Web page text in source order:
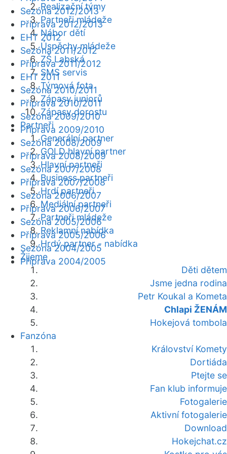
Realizační týmy
Partneři mládeže
Nábor dětí
Úspěchy mládeže
ZŠ Labská
SMS servis
Týmová fota
Zápasy juniorů
Zápasy dorostu
Partneři
Generální partner
GOLD hlavní partner
Hlavní partneři
Business partneři
Hrdí partneři
Mediální partneři
Partneři mládeže
Reklamní nabídka
Hrdý partner - nabídka
Žijeme
Děti dětem
Jsme jedna rodina
Petr Koukal a Kometa
Chlapi ŽENÁM
Hokejová tombola
Fanzóna
Království Komety
Dortiáda
Ptejte se
Fan klub informuje
Fotogalerie
Aktivní fotogalerie
Download
Hokejchat.cz
Sezóna 2012/2013
Příprava 2012/2013
EHT 2012
Sezóna 2011/2012
Příprava 2011/2012
EHT 2011
Sezóna 2010/2011
Příprava 2010/2011
Sezóna 2009/2010
Příprava 2009/2010
Sezóna 2008/2009
Příprava 2008/2009
Sezóna 2007/2008
Příprava 2007/2008
Sezóna 2006/2007
Příprava 2006/2007
Sezóna 2005/2006
Příprava 2005/2006
Sezóna 2004/2005
Příprava 2004/2005